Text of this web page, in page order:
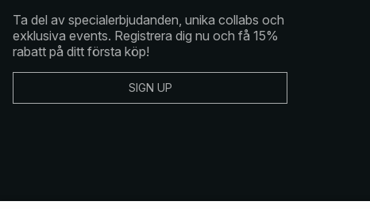
Ta del av specialerbjudanden, unika collabs och
exklusiva events. Registrera dig nu och få 15%
rabatt på ditt första köp!
SIGN UP